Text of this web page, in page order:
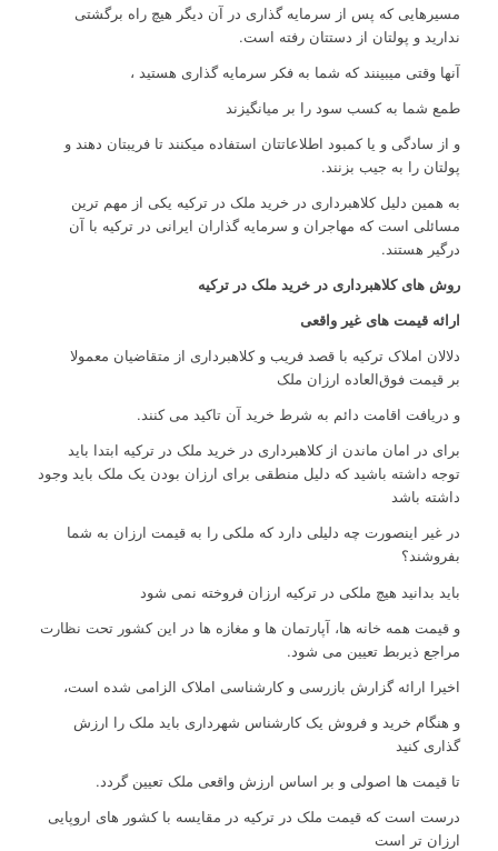
مسیرهایی که پس از سرمایه گذاری در آن دیگر هیچ راه برگشتی
ندارید و پولتان از دستتان رفته است.
آنها وقتی میبینند که شما به فکر سرمایه گذاری هستید ،
طمع شما به کسب سود را بر میانگیزند
و از سادگی و یا کمبود اطلاعاتتان استفاده میکنند تا فریبتان دهند و
پولتان را به جیب بزنند.
به همین دلیل کلاهبرداری در خرید ملک در ترکیه یکی از مهم‌ ترین
مسائلی است که مهاجران و سرمایه گذاران ایرانی در ترکیه با آن
درگیر هستند.
روش هایکلاهبرداری در خرید ملک در ترکیه
ارائه قیمت های غیر واقعی
دلالان املاک ترکیه با قصد فریب و کلاهبرداری از متقاضیان معمولا
بر قیمت فوق‌العاده ارزان ملک
و دریافت اقامت دائم به ‌شرط خرید آن تاکید می کنند.
برای در امان ماندن از کلاهبرداری در خرید ملک در ترکیه ابتدا باید
توجه داشته باشید که دلیل منطقی برای ارزان بودن یک ملک باید وجود
داشته باشد
در غیر اینصورت چه دلیلی دارد که ملکی را به قیمت ارزان به شما
بفروشند؟
باید بدانید هیچ ملکی در ترکیه ارزان فروخته نمی شود
و قیمت همه خانه ها، آپارتمان ها و مغازه ها در این کشور تحت نظارت
مراجع ذیربط تعیین می شود.
اخیرا ارائه گزارش بازرسی و کارشناسی املاک الزامی شده است،
و هنگام خرید و فروش یک کارشناس شهرداری باید ملک را ارزش
گذاری کنید
تا قیمت ها اصولی و بر اساس ارزش واقعی ملک تعیین گردد.
درست است که قیمت ملک در ترکیه در مقایسه با کشور های اروپایی
ارزان تر است